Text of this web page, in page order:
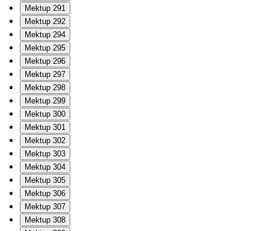
Mektup 291
Mektup 292
Mektup 294
Mektup 295
Mektup 296
Mektup 297
Mektup 298
Mektup 299
Mektup 300
Mektup 301
Mektup 302
Mektup 303
Mektup 304
Mektup 305
Mektup 306
Mektup 307
Mektup 308